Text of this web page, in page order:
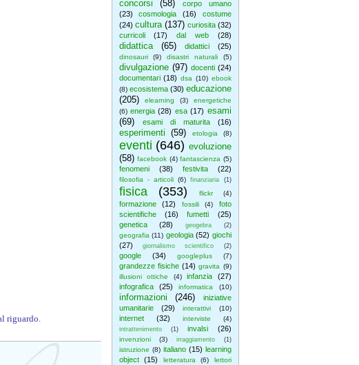
concorsi
(58)
corpo umano
(23)
cosmologia (16)
costume
(24) cultura (137) curiosita (32)
curricoli
(17) dal web (28)
didattica (65) didattici (25)
dinosauri (9) disastri naturali (5)
divulgazione (97) docenti (24)
documentari (18) dsa (10) ebook
(8) ecosistema (30) educazione
(205)
elearning (3)
energetiche
(6) energia (28) esa (17) esami
(69)
esami di maturita (16)
esperimenti (59) etologia (8)
eventi (646) evoluzione
(58) facebook (4) fantascienza (5)
fenomeni (38) festivita (22)
filosofia - articoli (6) finanziaria (1)
fisica (353) flickr (4)
formazione (12) fossili (4)
foto
scientifiche
(16) fumetti
(25)
genetica
(28) geogebra (2)
geografia (11) geologia (52) giochi
(27)
giornalismo scientifico (2)
google (34) googleplus (7)
grandezze fisiche (14) gravita (9)
illusioni ottiche
(4) infanzia
(27)
infografica
(25) informatica (10)
informazioni (246)
iniziative
umanitarie
(29) interattivi (10)
internet (32) interviste (4)
intrattenimento (1) invalsi (26)
invenzioni (3) irraggiamento (1)
istruzione (8) italiano (15) learning
object
(15) letteratura (6)
lettori
riguardo.